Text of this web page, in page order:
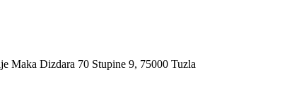
Maka Dizdara 70 Stupine 9, 75000 Tuzla